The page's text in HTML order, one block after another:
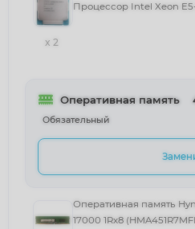
Процессор Intel Xeon
x 2
Оперативная память
Обязательный
Оперативная память
17000 1Rx8